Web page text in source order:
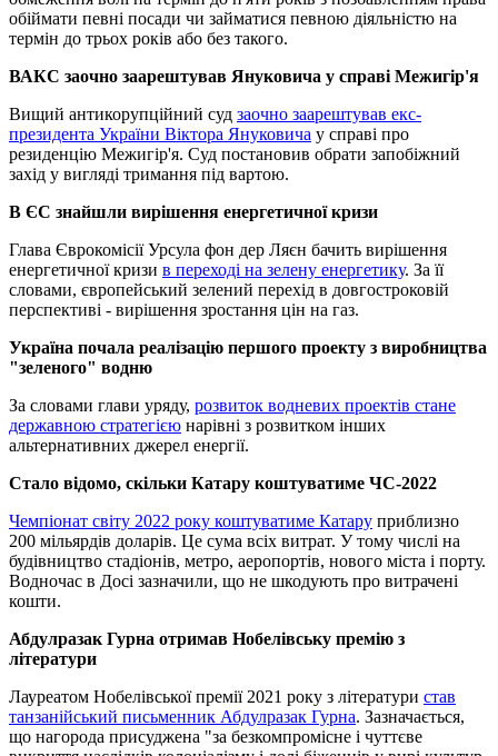
обіймати певні посади чи займатися певною діяльністю на
термін до трьох років або без такого.
ВАКС заочно заарештував Януковича у справі Межигір'я
Вищий антикорупційний суд заочно заарештував екс-
президента України Віктора Януковича у справі про
резиденцію Межигір'я. Суд постановив обрати запобіжний
захід у вигляді тримання під вартою.
В ЄС знайшли вирішення енергетичної кризи
Глава Єврокомісії Урсула фон дер Ляєн бачить вирішення
енергетичної кризи в переході на зелену енергетику. За її
словами, європейський зелений перехід в довгостроковій
перспективі - вирішення зростання цін на газ.
Україна почала реалізацію першого проекту з виробництва
"зеленого" водню
За словами глави уряду, розвиток водневих проектів стане
державною стратегією нарівні з розвитком інших
альтернативних джерел енергії.
Стало відомо, скільки Катару коштуватиме ЧС-2022
Чемпіонат світу 2022 року коштуватиме Катару приблизно
200 мільярдів доларів. Це сума всіх витрат. У тому числі на
будівництво стадіонів, метро, ​​аеропортів, нового міста і порту.
Водночас в Досі зазначили, що не шкодують про витрачені
кошти.
Абдулразак Гурна отримав Нобелівську премію з
літератури
Лауреатом Нобелівської премії 2021 року з літератури став
танзанійський письменник Абдулразак Гурна. Зазначається,
що нагорода присуджена "за безкомпромісне і чуттєве